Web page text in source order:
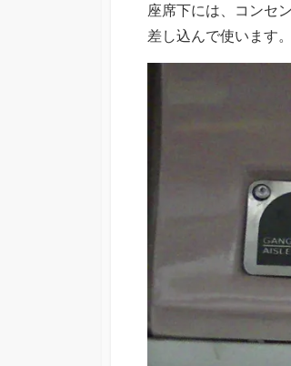
座席下には、コンセ
差し込んで使います